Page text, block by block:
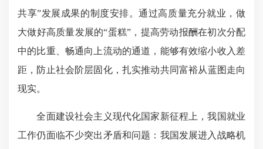
共享”发展成果的制度安排。通过高质量充分就业，做
大做好高质量发展的“蛋糕”，提高劳动报酬在初次分配
中的比重、畅通向上流动的通道，能够有效缩小收入差
距，防止社会阶层固化， 扎实推动共同富裕从蓝图走向
现实。
全面建设社会主义现代化国家新征程上，我国就业
工作仍面临不少突出矛盾和问题：我国发展进入战略机